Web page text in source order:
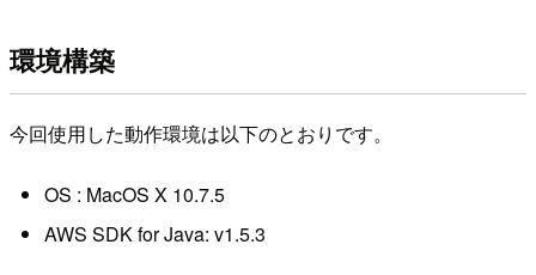
環境構築
今回使用した動作環境は以下のとおりです。
OS : MacOS X 10.7.5
AWS SDK for Java: v1.5.3